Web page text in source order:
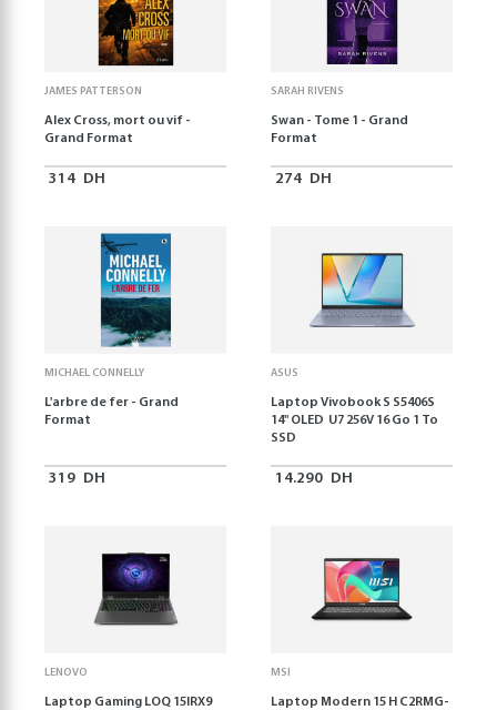
JAMES PATTERSON
Alex Cross, mort ou vif -
Grand Format
314 DH
SARAH RIVENS
Swan - Tome 1 - Grand
Format
274 DH
MICHAEL CONNELLY
L'arbre de fer - Grand
Format
319 DH
ASUS
Laptop Vivobook S S5406S
14" OLED U7 256V 16 Go 1 To
SSD
14.290 DH
LENOVO
Laptop Gaming LOQ 15IRX9
MSI
Laptop Modern 15 H C2RMG-